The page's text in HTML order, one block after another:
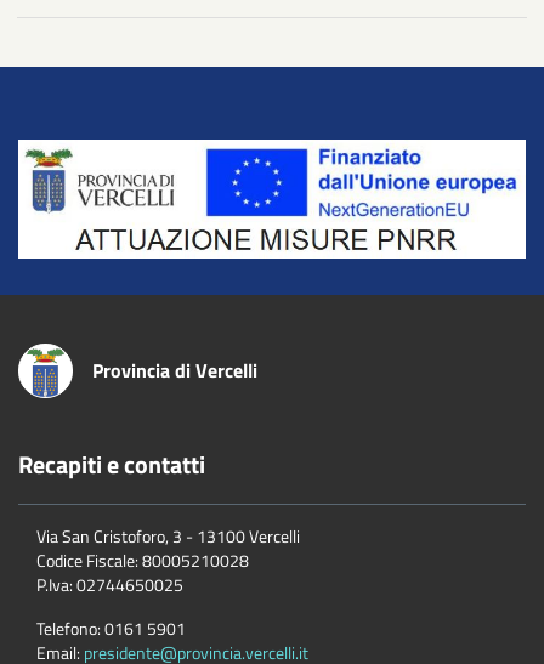
Title
Provincia di Vercelli
Recapiti e contatti
Via San Cristoforo, 3 - 13100 Vercelli
Codice Fiscale:80005210028
P.Iva:02744650025
Telefono:0161 5901
Email: presidente@provincia.vercelli.it